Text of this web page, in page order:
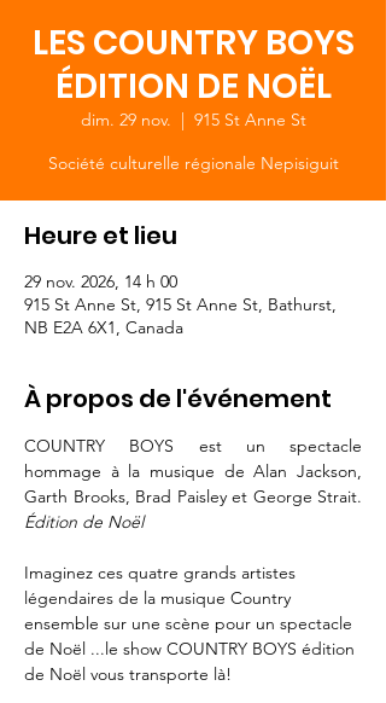
LES COUNTRY BOYS
ÉDITION DE NOËL
dim. 29 nov.
  |
915 St Anne St
Société culturelle régionale Nepisiguit
Heure et lieu
29 nov. 2026, 14 h 00
915 St Anne St, 915 St Anne St, Bathurst,
NB E2A 6X1, Canada
À propos de l'événement
COUNTRY BOYS est un spectacle
hommage à la musique de Alan Jackson,
Édition de Noël
Imaginez ces quatre grands artistes
légendaires de la musique Country
ensemble sur une scène pour un spectacle
de Noël ...le show COUNTRY BOYS édition
de Noël vous transporte là!